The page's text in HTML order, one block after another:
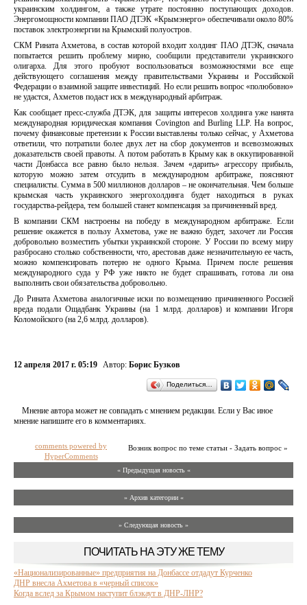
украинским холдингом, а также утрате постоянно поступающих доходов.
Энергомощности компании ПАО ДТЭК «Крымэнерго» обеспечивали около 80%
поставок электроэнергии на Крымский полуостров.
СКМ Рината Ахметова, в состав которой входит холдинг ПАО ДТЭК, сначала
попытается решить проблему мирно, сообщили представители украинского
олигарха. Для этого пробуют воспользоваться возможностями все еще
действующего соглашения между правительствами Украины и Российской
Федерации о взаимной защите инвестиций. Но если решить вопрос «полюбовно»
не удастся, Ахметов подаст иск в международный арбитраж.
Как сообщает пресс-служба ДТЭК, для защиты интересов холдинга уже нанята
международная юридическая компания Covington and Burling LLP. На вопрос,
почему финансовые претензии к России выставлены только сейчас, у Ахметова
ответили, что потратили более двух лет на сбор документов и всевозможных
доказательств своей правоты. А потом работать в Крыму как в оккупированной
части Донбасса все равно было нельзя. Зачем «дарить» агрессору прибыль,
которую можно затем отсудить в международном арбитраже, поясняют
специалисты. Сумма в 500 миллионов долларов – не окончательная. Чем больше
крымская часть украинского энергохолдинга будет находиться в руках
государства-рейдера, тем большей станет компенсация за причиненный вред.
В компании СКМ настроены на победу в международном арбитраже. Если
решение окажется в пользу Ахметова, уже не важно будет, захочет ли Россия
добровольно возместить убытки украинской стороне. У России по всему миру
разбросано столько собственности, что, арестовав даже незначительную ее часть,
можно компенсировать потерю не одного Крыма. Причем после решения
международного суда у РФ уже никто не будет спрашивать, готова ли она
выполнить свои обязательства добровольно.
До Рината Ахметова аналогичные иски по возмещению причиненного Россией
вреда подали Ощадбанк Украины (на 1 млрд. долларов) и компании Игоря
Коломойского (на 2,6 млрд. долларов).
12 апреля 2017 г. 05:19 Автор: Борис Бузков
Поделиться…
Мнение автора может не совпадать с мнением редакции. Если у Вас иное
мнение напишите его в комментариях.
Возник вопрос по теме статьи - Задать вопрос »
comments powered by
HyperComments
« Предыдущая новость «
» Архив категории «
» Следующая новость »
ПОЧИТАТЬ НА ЭТУ ЖЕ ТЕМУ
«Национализированные» предприятия на Донбассе отдадут Курченко
ДНР внесла Ахметова в «черный список»
Когда вслед за Крымом наступит блэкаут в ДНР-ЛНР?